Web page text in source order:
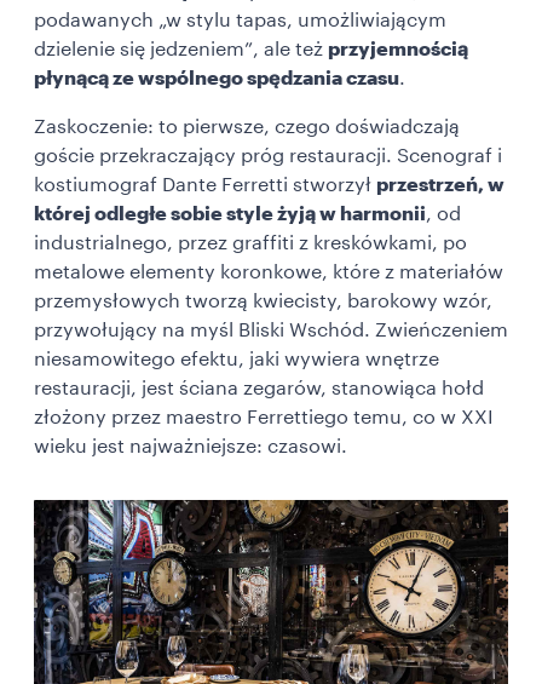
podawanych „w stylu tapas, umożliwiającym
dzielenie się jedzeniem”, ale też przyjemnością
płynącą ze wspólnego spędzania czasu.
Zaskoczenie: to pierwsze, czego doświadczają
goście przekraczający próg restauracji. Scenograf i
kostiumograf Dante Ferretti stworzył przestrzeń, w
której odległe sobie style żyją w harmonii, od
industrialnego, przez graffiti z kreskówkami, po
metalowe elementy koronkowe, które z materiałów
przemysłowych tworzą kwiecisty, barokowy wzór,
przywołujący na myśl Bliski Wschód. Zwieńczeniem
niesamowitego efektu, jaki wywiera wnętrze
restauracji, jest ściana zegarów, stanowiąca hołd
złożony przez maestro Ferrettiego temu, co w XXI
wieku jest najważniejsze: czasowi.